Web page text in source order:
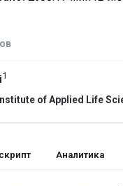
1
of Applied Life
Аналитика